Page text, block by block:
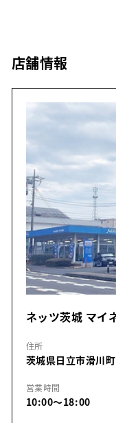
店舗情報
ネッツ茨城 マイ
住所
茨城県日立市滑川
営業時間
10:00～18:00